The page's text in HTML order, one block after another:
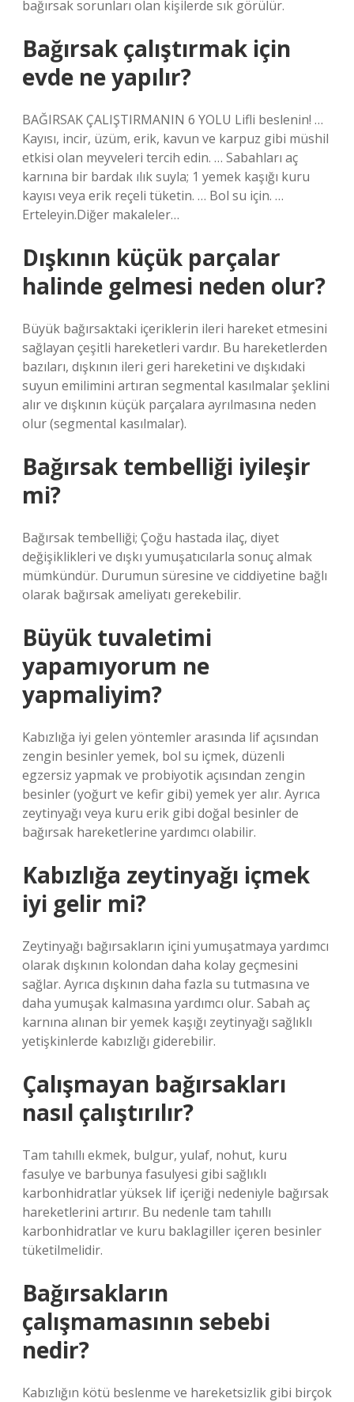
bağırsak sorunları olan kişilerde sık görülür.
Bağırsak çalıştırmak için
evde ne yapılır?
BAĞIRSAK ÇALIŞTIRMANIN 6 YOLU Lifli beslenin! …
Kayısı, incir, üzüm, erik, kavun ve karpuz gibi müshil
etkisi olan meyveleri tercih edin. … Sabahları aç
karnına bir bardak ılık suyla; 1 yemek kaşığı kuru
kayısı veya erik reçeli tüketin. … Bol su için. …
Erteleyin.Diğer makaleler…
Dışkının küçük parçalar
halinde gelmesi neden olur?
Büyük bağırsaktaki içeriklerin ileri hareket etmesini
sağlayan çeşitli hareketleri vardır. Bu hareketlerden
bazıları, dışkının ileri geri hareketini ve dışkıdaki
suyun emilimini artıran segmental kasılmalar şeklini
alır ve dışkının küçük parçalara ayrılmasına neden
olur (segmental kasılmalar).
Bağırsak tembelliği iyileşir
mi?
Bağırsak tembelliği; Çoğu hastada ilaç, diyet
değişiklikleri ve dışkı yumuşatıcılarla sonuç almak
mümkündür. Durumun süresine ve ciddiyetine bağlı
olarak bağırsak ameliyatı gerekebilir.
Büyük tuvaletimi
yapamıyorum ne
yapmaliyim?
Kabızlığa iyi gelen yöntemler arasında lif açısından
zengin besinler yemek, bol su içmek, düzenli
egzersiz yapmak ve probiyotik açısından zengin
besinler (yoğurt ve kefir gibi) yemek yer alır. Ayrıca
zeytinyağı veya kuru erik gibi doğal besinler de
bağırsak hareketlerine yardımcı olabilir.
Kabızlığa zeytinyağı içmek
iyi gelir mi?
Zeytinyağı bağırsakların içini yumuşatmaya yardımcı
olarak dışkının kolondan daha kolay geçmesini
sağlar. Ayrıca dışkının daha fazla su tutmasına ve
daha yumuşak kalmasına yardımcı olur. Sabah aç
karnına alınan bir yemek kaşığı zeytinyağı sağlıklı
yetişkinlerde kabızlığı giderebilir.
Çalışmayan bağırsakları
nasıl çalıştırılır?
Tam tahıllı ekmek, bulgur, yulaf, nohut, kuru
fasulye ve barbunya fasulyesi gibi sağlıklı
karbonhidratlar yüksek lif içeriği nedeniyle bağırsak
hareketlerini artırır. Bu nedenle tam tahıllı
karbonhidratlar ve kuru baklagiller içeren besinler
tüketilmelidir.
Bağırsakların
çalışmamasının sebebi
nedir?
Kabızlığın kötü beslenme ve hareketsizlik gibi birçok